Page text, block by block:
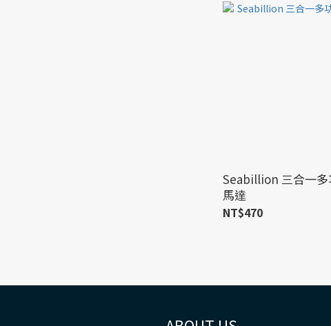
Seabillion 三合一多
馬達
NT$470